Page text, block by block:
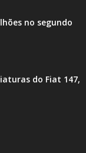
no segundo
do Fiat 147,